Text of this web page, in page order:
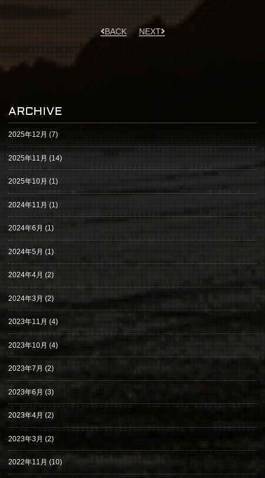
BACK NEXT
ARCHIVE
2025年12月 (7)
2025年11月(14)
2025年10月(1)
2024年11月(1)
2024年6月(1)
2024年5月(1)
2024年4月(2)
2024年3月(2)
2023年11月(4)
2023年10月(4)
2023年7月(2)
2023年6月(3)
2023年4月(2)
2023年3月 (2)
2022年11月(10)